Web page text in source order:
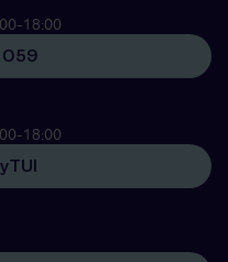
18:00
059
18:00